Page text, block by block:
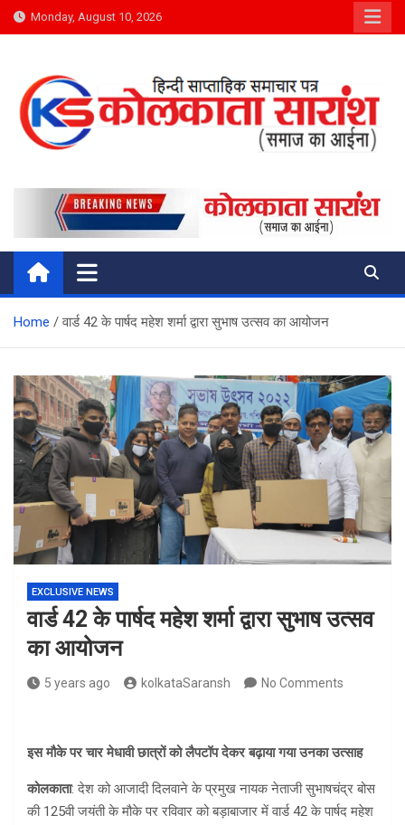
Skip
to
Monday, August 10, 2026
Kolkata Saransh News
समाज का आईना
Home वार्ड 42 के पार्षद महेश शर्मा द्वारा सुभाष उत्सव का आयोजन
EXCLUSIVE NEWS
वार्ड 42 के पार्षद महेश शर्मा द्वारा सुभाष उत्सव
का आयोजन
5 years ago kolkataSaransh No Comments
इस मौके पर चार मेधावी छात्रों को लैपटॉप देकर बढ़ाया गया उनका उत्साह
कोलकाता: देश को आजादी दिलवाने के प्रमुख नायक नेताजी सुभाषचंद्र बोस
की 125वी जयंती के मौके पर रविवार को बड़ाबाजार में वार्ड 42 के पार्षद महेश